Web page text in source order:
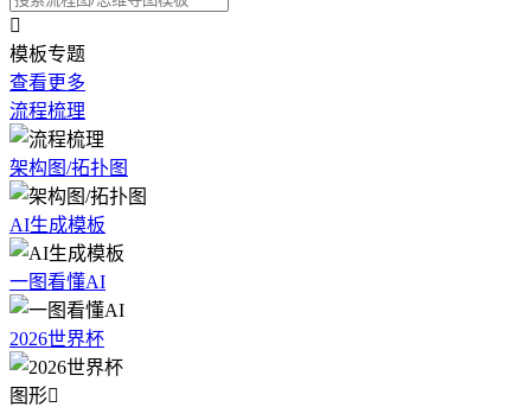

模板专题
查看更多
流程梳理
架构图/拓扑图
AI生成模板
一图看懂AI
2026世界杯
图形